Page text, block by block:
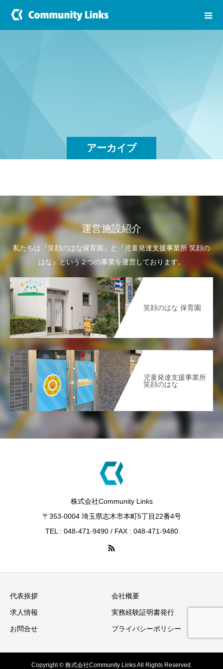
アーカイブ
運営施設紹介
私たちは『笑顔のはな保育園』と『児童発達支援事業所 笑顔の
はな』という２つの事業を運営しております。
笑顔のはな 保育園
児童発達支援事業所
笑顔のはな
株式会社Community Links
〒353-0004 埼玉県志木市本町5丁目22番4号
TEL : 048-471-9490 / FAX : 048-471-9480
代表挨拶 会社概要
求人情報 実務経験証明書発行
お問合せ プライバシーポリシー
Copyright © 株式会社Community Links All Rights Reserved.